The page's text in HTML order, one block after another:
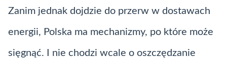
Zanim jednak dojdzie do przerw w dostawach
energii, Polska ma mechanizmy, po które może
sięgnąć. I nie chodzi wcale o oszczędzanie